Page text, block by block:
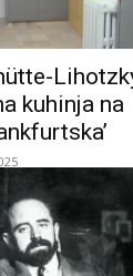
kuhinja na